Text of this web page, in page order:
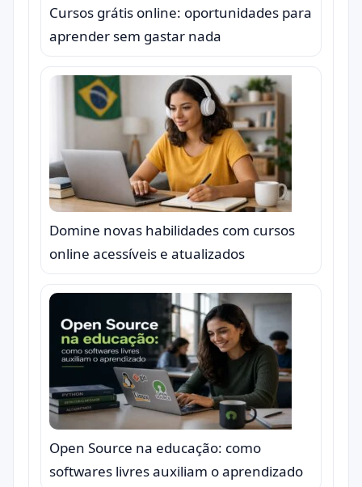
Cursos grátis online: oportunidades para
aprender sem gastar nada
Domine novas habilidades com cursos
online acessíveis e atualizados
Open Source na educação: como
softwares livres auxiliam o aprendizado